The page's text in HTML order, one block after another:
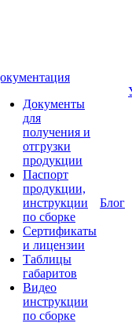
Документы
для
получения и
отгрузки
продукции
Паспорт
продукции,
инструкции
по сборке
Сертификаты
и лицензии
Таблицы
габаритов
Видео
инструкции
по сборке
Блог